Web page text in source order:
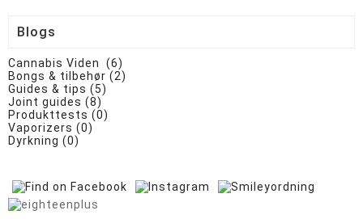
Blogs
Cannabis Viden (6)
Bongs & tilbehør (2)
Guides & tips (5)
Joint guides (8)
Produkttests (0)
Vaporizers (0)
Dyrkning (0)